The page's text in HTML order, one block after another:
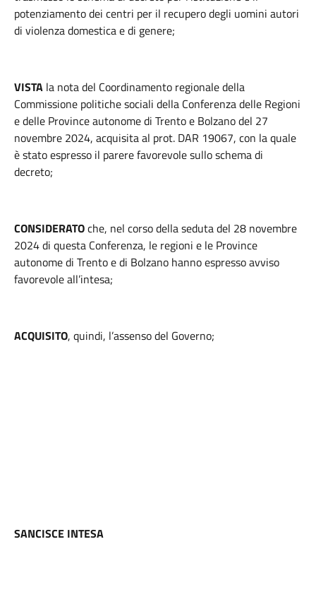
potenziamento dei centri per il recupero degli uomini autori
di violenza domestica e di genere;
VISTA la nota del Coordinamento regionale della
Commissione politiche sociali della Conferenza delle Regioni
e delle Province autonome di Trento e Bolzano del 27
novembre 2024, acquisita al prot. DAR 19067, con la quale
è stato espresso il parere favorevole sullo schema di
decreto;
CONSIDERATOche, nel corso della seduta del 28 novembre
2024 di questa Conferenza, le regioni e le Province
autonome di Trento e di Bolzano hanno espresso avviso
favorevole all’intesa;
ACQUISITO, quindi, l’assenso del Governo;
SANCISCE INTESA